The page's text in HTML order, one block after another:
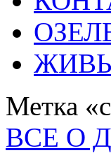
Метка
ВСЕ О